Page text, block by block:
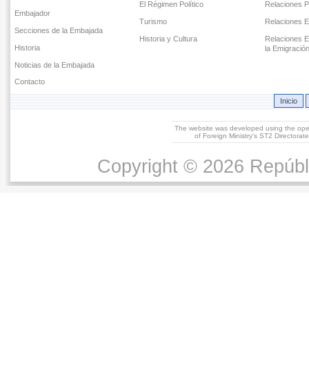
Embajador
Secciones de la Embajada
Historia
Noticias de la Embajada
Contacto
El Régimen Político
Turismo
Historia y Cultura
Relaciones
Relaciones
Relaciones
la
Inicio
The website was developed using the
of Foreign Ministry's ST2
Copyright © 2026